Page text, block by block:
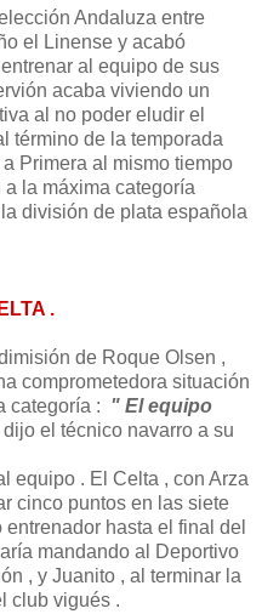
Andaluza entre
el Linense y acabó
al equipo de sus
acaba viviendo un
al no poder eludir el
término de la temporada
Primera al mismo tiempo
la máxima categoría
división de plata española
.
de Roque Olsen ,
comprometedora situación
categoría : " El equipo
dijo el técnico navarro a su
equipo . El Celta , con Arza
cinco puntos en las siete
hasta el final del
mandando al Deportivo
, y Juanito , al terminar la
club vigués .